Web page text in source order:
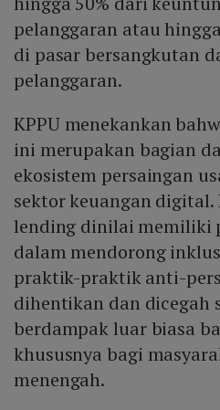
pelanggaran atau
di pasar bersangkutan
pelanggaran.
KPPU menekankan
ini merupakan bagian
ekosistem persaingan
sektor keuangan
lending dinilai memiliki
dalam mendorong
praktik-praktik anti-
dihentikan dan dicegah
berdampak luar biasa
khususnya bagi
menengah.